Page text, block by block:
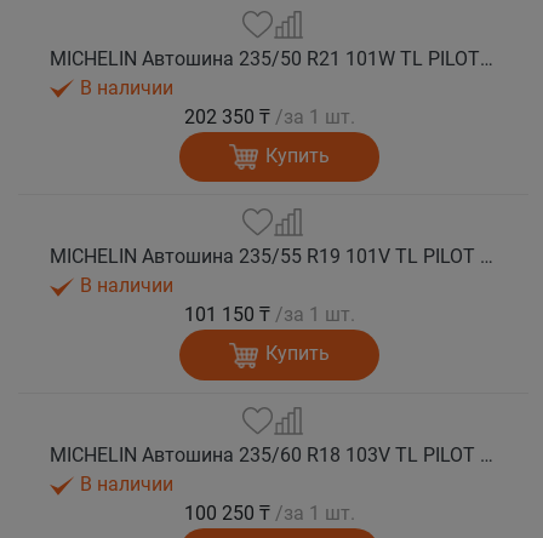
MICHELIN Автошина 235/50 R21 101W TL PILOT SPORT 4 SUV FRV лето
В наличии
202 350 ₸ /за 1 шт.
Купить
MICHELIN Автошина 235/55 R19 101V TL PILOT SPORT 4 SUV лето
В наличии
101 150 ₸ /за 1 шт.
Купить
MICHELIN Автошина 235/60 R18 103V TL PILOT SPORT 4 SUV лето
В наличии
100 250 ₸ /за 1 шт.